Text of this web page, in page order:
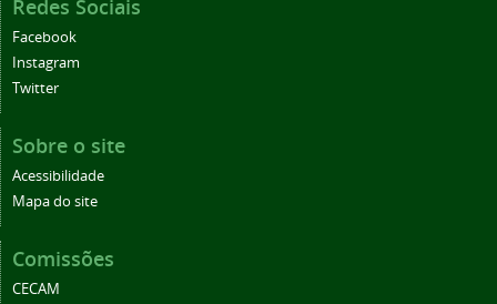
Redes Sociais
Facebook
Instagram
Twitter
Sobre o site
Acessibilidade
Mapa do site
Comissões
CECAM